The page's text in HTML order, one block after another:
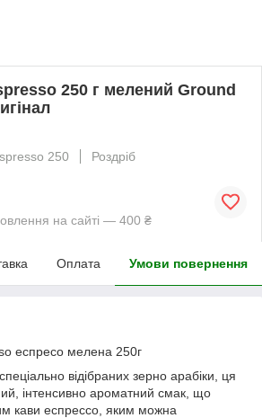
250 г мелений Ground
250
Роздріб
на сайті — 400 ₴
Оплата Умови повернення
еспресо мелена 250г
відібраних зерно арабіки, ця
інтенсивно ароматний смак, що
кави еспрессо, яким можна